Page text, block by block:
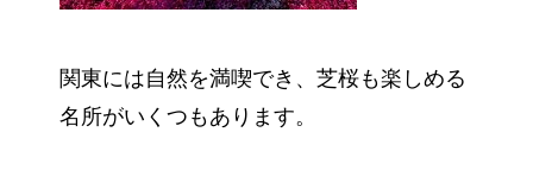
関東には自然を満喫でき、芝桜も楽しめる
名所がいくつもあります。